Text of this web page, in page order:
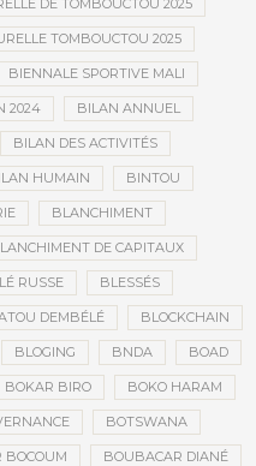
DE TOMBOUCTOU 2025
TOMBOUCTOU 2025
BIENNALE SPORTIVE MALI
2024 BILAN ANNUEL
BILAN DES ACTIVITÉS
HUMAIN BINTOU
BLANCHIMENT
DE CAPITAUX
RUSSE BLESSÉS
DEMBÉLÉ BLOCKCHAIN
BLOGING BNDA BOAD
BOKAR BIRO BOKO HARAM
BOTSWANA
BOCOUM BOUBACAR DIANÉ